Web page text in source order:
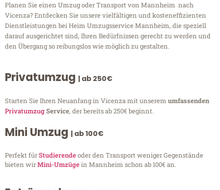
Planen Sie einen Umzug oder Transport von Mannheim nach
Vicenza? Entdecken Sie unsere vielfältigen und kosteneffizienten
Dienstleistungen bei Heim Umzugsservice Mannheim, die speziell
darauf ausgerichtet sind, Ihren Bedürfnissen gerecht zu werden und
den Übergang so reibungslos wie möglich zu gestalten.
Privatumzug | ab 250€
Starten Sie Ihren Neuanfang in Vicenza mit unserem umfassenden
PrivatumzugService, der bereits ab 250€ beginnt.
Mini Umzug | ab 100€
Perfekt fürStudierendeoder den Transport weniger Gegenstände
bieten wirMini-Umzügein Mannheim schon ab 100€ an.